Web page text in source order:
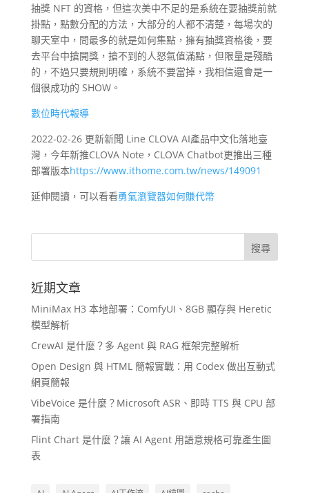
抽獎 NFT 的資格，但這次美中不足的是系統在要抽獎前就
掛點，點數分配的方法，大部分的人都不清楚，每場次的
聊天室中，問最多的就是如何集點，擁有抽獎資格後，要
去平台中搶開獎，搶不到的人怒氣值滿點，但限量是殘酷
的，不過只要規則明確，系統不要當掉，我相信還會是一
個很成功的 SHOW。
數位時代報導
2022-02-26 更新新聞 Line CLOVA AI產品中文化落地臺
灣，今年新推CLOVA Note，CLOVA Chatbot更推出三種
部署版本https://www.ithome.com.tw/news/149091
延伸閱讀，可以看看勇氣瀏覽器如何賺代幣
近期文章
MiniMax H3 本地部署：ComfyUI、8GB 顯存與 Heretic
模型解析
CrewAI 是什麼？多 Agent 與 RAG 框架完整解析
Open Design 與 HTML 簡報實戰：用 Codex 做出互動式
網頁簡報
VibeVoice 是什麼？Microsoft ASR、即時 TTS 與 CPU 部
署指南
Flint Chart 是什麼？讓 AI Agent 用語意規格可靠產生圖
表